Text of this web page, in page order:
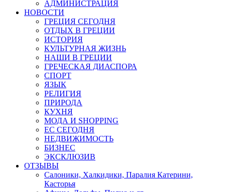
АДМИНИСТРАЦИЯ
НОВОСТИ
ГРЕЦИЯ СЕГОДНЯ
ОТДЫХ В ГРЕЦИИ
ИСТОРИЯ
КУЛЬТУРНАЯ ЖИЗНЬ
НАШИ В ГРЕЦИИ
ГРЕЧЕСКАЯ ДИАСПОРА
СПОРТ
ЯЗЫК
РЕЛИГИЯ
ПРИРОДА
КУХНЯ
МОДА И SHOPPING
ЕС СЕГОДНЯ
НЕДВИЖИМОСТЬ
БИЗНЕС
ЭКСКЛЮЗИВ
ОТЗЫВЫ
Салоники, Халкидики, Паралия Катерини,
Касторья